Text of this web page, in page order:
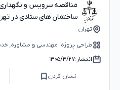
مناقصه سرویس و نگهداری
ساختمان های ستادی در
تهران
طراحی پروژه، مهندسی و مشاوره,
و خدمات الکتریکی و الکترونیکی,
انتشار:۱۴۰۵/۴/۲۷
نشان کردن